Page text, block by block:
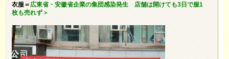
衣服＝ 広東省・安徽省企業の集団感染発生 店舗は開けても3日で服1
枚も売れず＞